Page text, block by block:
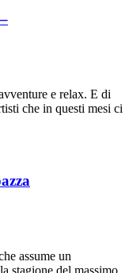
e relax. E di
che in questi mesi ci
assume un
stagione del massimo